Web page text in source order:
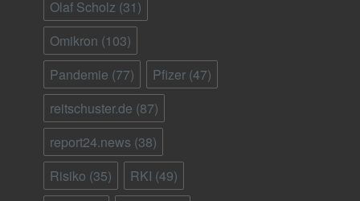
Olaf Scholz (31)
Omikron (103)
Pandemie (77) Pfizer (47)
reitschuster.de (87)
report24.news (38)
Risiko (35) RKI (49)